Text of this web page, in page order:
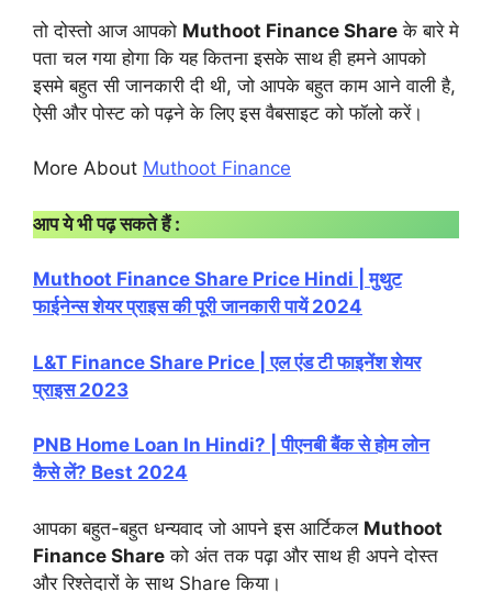
तो दोस्तो आज आपको Muthoot Finance Share के बारे मे
पता चल गया होगा कि यह कितना इसके साथ ही हमने आपको
इसमे बहुत सी जानकारी दी थी, जो आपके बहुत काम आने वाली है,
ऐसी और पोस्ट को पढ़ने के लिए इस वैबसाइट को फॉलो करें।
More About Muthoot Finance
आप ये भी पढ़ सकते हैं :
Muthoot Finance Share Price Hindi | मुथुट
फाईनेन्स शेयर प्राइस की पूरी जानकारी पायें 2024
L&T Finance Share Price | एल एंड टी फाइनेंश शेयर
प्राइस 2023
PNB Home Loan In Hindi? | पीएनबी बैंक से होम लोन
कैसे लें? Best 2024
आपका बहुत-बहुत धन्यवाद जो आपने इस आर्टिकल Muthoot
Finance Share को अंत तक पढ़ा और साथ ही अपने दोस्त
और रिश्तेदारों के साथ Share किया।